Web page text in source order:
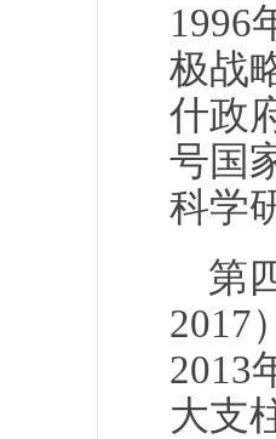
1996
极战
什政
号国
科学
第
2017
2013
大支